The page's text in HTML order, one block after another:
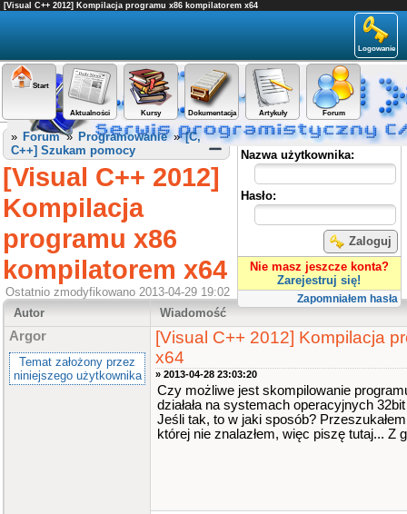
[Visual C++ 2012] Kompilacja programu x86 kompilatorem x64
Logowanie
Start
Aktualności Kursy Dokumentacja Artykuły Forum
Panel użytkownika
Nazwa użytkownika:
Hasło:
Zaloguj
Nie masz jeszcze konta?
Zarejestruj się!
Zapomniałem hasła
» Forum» Programowanie»[C,
C++] Szukam pomocy
[Visual C++ 2012]
Kompilacja
programu x86
kompilatorem x64
Ostatnio zmodyfikowano 2013-04-29 19:02
Autor
Wiadomość
Argor
Temat założony przez
niniejszego użytkownika
[Visual C++ 2012] Kompilacja
x64
» 2013-04-28 23:03:20
Czy możliwe jest skompilowanie
działała na systemach operacyjnych
Jeśli tak, to w jaki sposób?
której nie znalazłem, więc piszę tutaj... Z